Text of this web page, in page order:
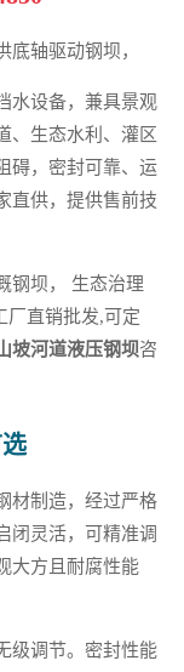
底轴驱动钢坝，
水设备，兼具景观
、生态水利、灌区
碍，密封可靠、运
直供，提供售前技
钢坝， 生态治理
厂直销批发,可定
坡河道液压钢坝咨
材制造，经过严格
闭灵活，可精准调
大方且耐腐性能
级调节。密封性能